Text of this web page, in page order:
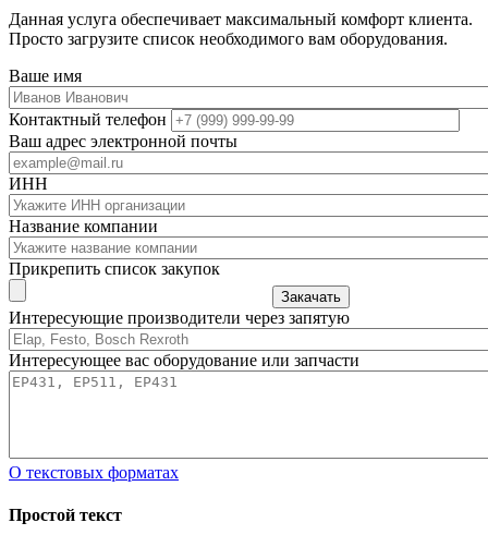
Данная услуга обеспечивает максимальный комфорт клиента.
Просто загрузите список необходимого вам оборудования.
Ваше имя
Контактный телефон
Ваш адрес электронной почты
ИНН
Название компании
Прикрепить список закупок
Закачать
Интересующие производители через запятую
Интересующее вас оборудование или запчасти
О текстовых форматах
Простой текст